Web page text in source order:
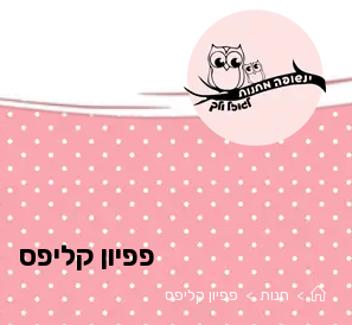
פפיון קליפס
> חנות > פפיון קליפס